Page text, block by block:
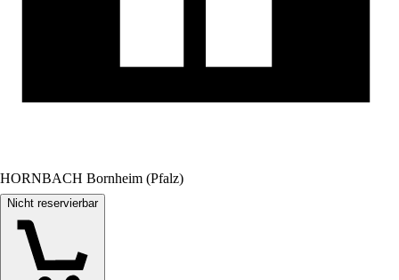
HORNBACH Bornheim (Pfalz)
Nicht reservierbar